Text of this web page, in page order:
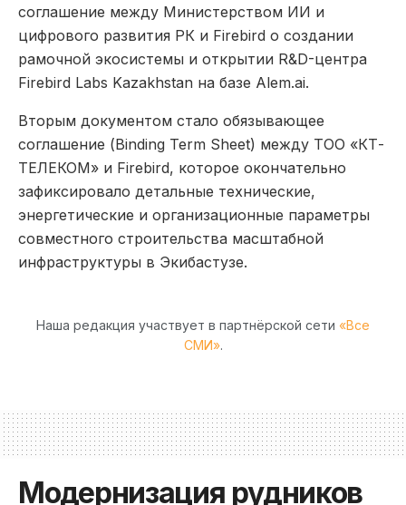
соглашение между Министерством ИИ и
цифрового развития РК и Firebird о создании
рамочной экосистемы и открытии R&D-центра
Firebird Labs Kazakhstan на базе Alem.ai.
Вторым документом стало обязывающее
соглашение (Binding Term Sheet) между ТОО «КТ-
ТЕЛЕКОМ» и Firebird, которое окончательно
зафиксировало детальные технические,
энергетические и организационные параметры
совместного строительства масштабной
инфраструктуры в Экибастузе.
Наша редакция участвует в партнёрской сети «Все
СМИ».
Модернизация рудников